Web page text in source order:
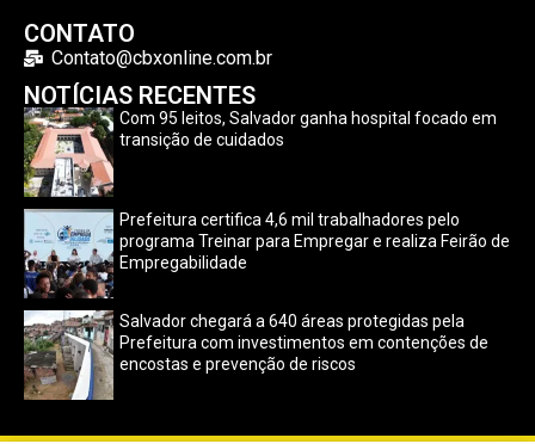
CONTATO
Contato@cbxonline.com.br
NOTÍCIAS RECENTES
Com 95 leitos, Salvador ganha hospital focado em
transição de cuidados
Prefeitura certifica 4,6 mil trabalhadores pelo
programa Treinar para Empregar e realiza Feirão de
Empregabilidade
Salvador chegará a 640 áreas protegidas pela
Prefeitura com investimentos em contenções de
encostas e prevenção de riscos